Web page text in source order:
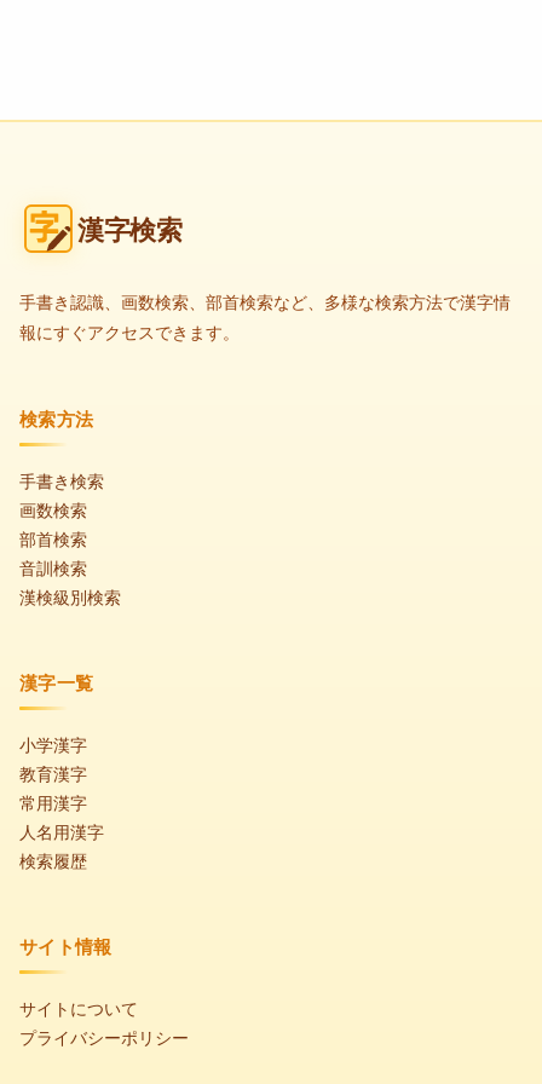
漢字検索
手書き認識、画数検索、部首検索など、多様な検索方法で漢字情
報にすぐアクセスできます。
検索方法
手書き検索
画数検索
部首検索
音訓検索
漢検級別検索
漢字一覧
小学漢字
教育漢字
常用漢字
人名用漢字
検索履歴
サイト情報
サイトについて
プライバシーポリシー